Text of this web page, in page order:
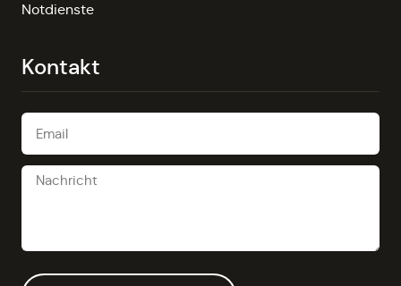
Notdienste
Kontakt